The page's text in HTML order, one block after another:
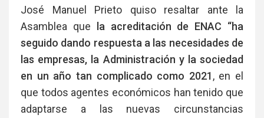
José Manuel Prieto quiso resaltar ante la
Asamblea que
la acreditación de ENAC “ha
seguido dando respuesta a las necesidades de
las empresas, la Administración y la sociedad
en un año tan complicado como 2021, en el
que todos agentes económicos han tenido que
adaptarse a las nuevas circunstancias